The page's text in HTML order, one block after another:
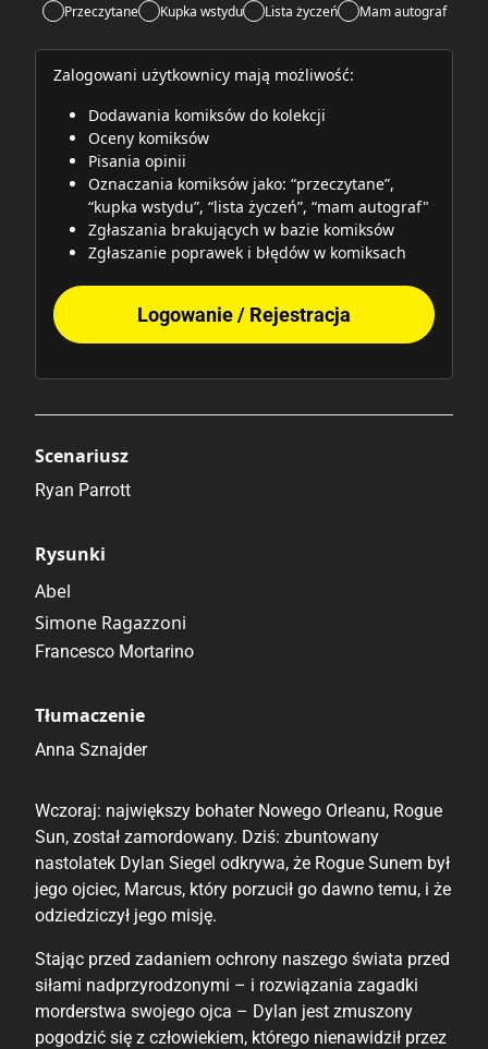
Przeczytane Kupka wstydu Lista życzeń Mam autograf
Zalogowani użytkownicy mają możliwość:
Dodawania komiksów do kolekcji
Oceny komiksów
Pisania opinii
Oznaczania komiksów jako: “przeczytane”,
“kupka wstydu”, “lista życzeń”, “mam autograf"
Zgłaszania brakujących w bazie komiksów
Zgłaszanie poprawek i błędów w komiksach
Logowanie / Rejestracja
Scenariusz
Ryan Parrott
Rysunki
Abel
Simone Ragazzoni
Francesco Mortarino
Tłumaczenie
Anna Sznajder
Wczoraj: największy bohater Nowego Orleanu, Rogue
Sun, został zamordowany. Dziś: zbuntowany
nastolatek Dylan Siegel odkrywa, że Rogue Sunem był
jego ojciec, Marcus, który porzucił go dawno temu, i że
odziedziczył jego misję.
Stając przed zadaniem ochrony naszego świata przed
siłami nadprzyrodzonymi – i rozwiązania zagadki
morderstwa swojego ojca – Dylan jest zmuszony
pogodzić się z człowiekiem, którego nienawidził przez